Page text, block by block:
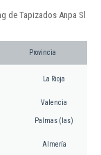
de Tapizados Anpa Sl
Provincia
La Rioja
Valencia
Palmas (las)
Almería